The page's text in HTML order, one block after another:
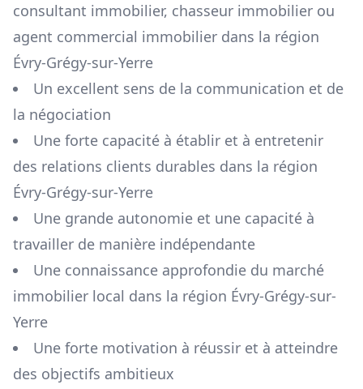
consultant immobilier, chasseur immobilier ou
agent commercial immobilier dans la région
Évry-Grégy-sur-Yerre
Un excellent sens de la communication et de
la négociation
Une forte capacité à établir et à entretenir
des relations clients durables dans la région
Évry-Grégy-sur-Yerre
Une grande autonomie et une capacité à
travailler de manière indépendante
Une connaissance approfondie du marché
immobilier local dans la région Évry-Grégy-sur-
Yerre
Une forte motivation à réussir et à atteindre
des objectifs ambitieux